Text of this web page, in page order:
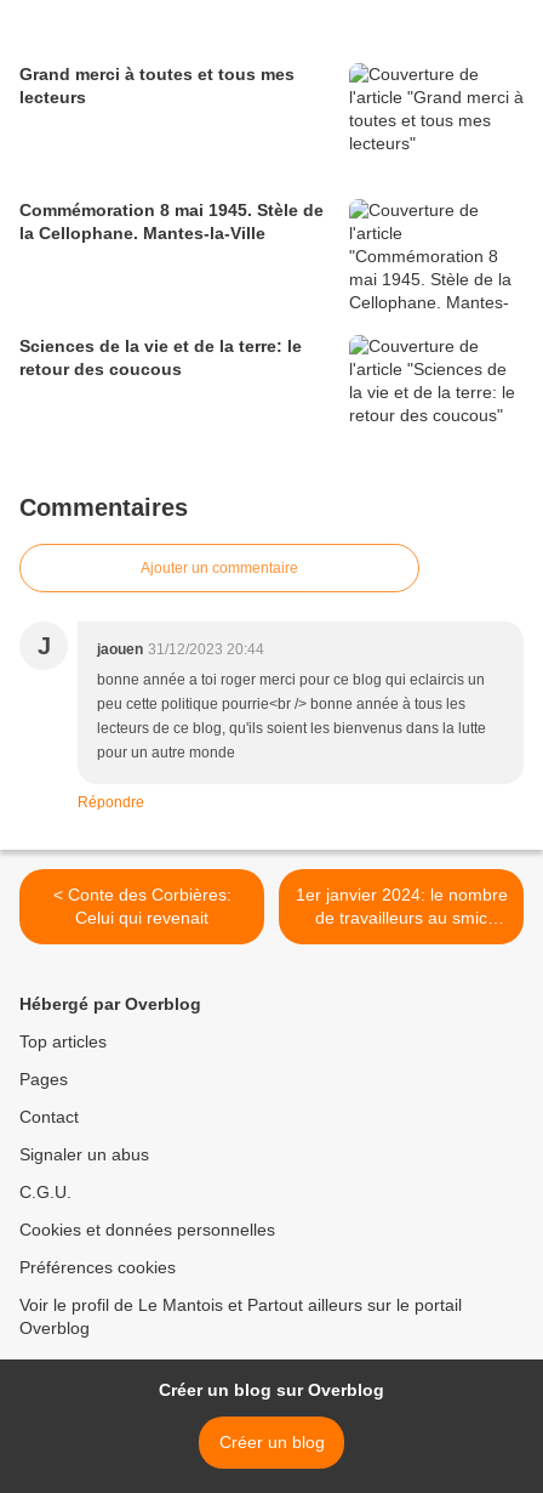
Grand merci à toutes et tous mes
lecteurs
Commémoration 8 mai 1945. Stèle de
la Cellophane. Mantes-la-Ville
Sciences de la vie et de la terre: le
retour des coucous
Commentaires
Ajouter un commentaire
J jaouen 31/12/2023 20:44
bonne année a toi roger merci pour ce blog qui eclaircis un
peu cette politique pourrie<br /> bonne année à tous les
lecteurs de ce blog, qu'ils soient les bienvenus dans la lutte
pour un autre monde
Répondre
< Conte des Corbières:
Celui qui revenait
1er janvier 2024: le nombre
de travailleurs au smic
augmente en France. >
Hébergé par Overblog
Top articles
Pages
Contact
Signaler un abus
C.G.U.
Cookies et données personnelles
Préférences cookies
Voir le profil de Le Mantois et Partout ailleurs sur le portail
Overblog
Créer un blog sur Overblog
Créer un blog